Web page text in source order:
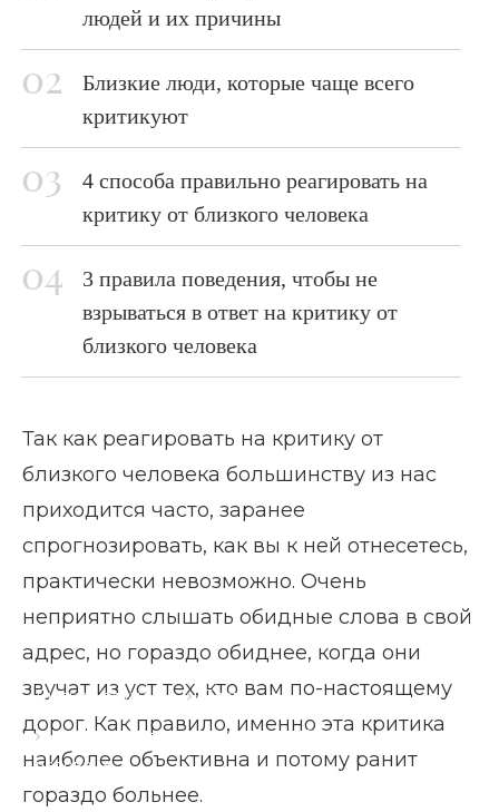
Главная страница
Блог
Как реагировать на критику от близкого
человека
людей и их причины
Близкие люди, которые чаще всего
критикуют
4 способа правильно реагировать на
критику от близкого человека
3 правила поведения, чтобы не
взрываться в ответ на критику от
близкого человека
Так как реагировать на критику от
близкого человека большинству из нас
приходится часто, заранее
спрогнозировать, как вы к ней отнесетесь,
практически невозможно. Очень
неприятно слышать обидные слова в свой
адрес, но гораздо обиднее, когда они
звучат из уст тех, кто вам по-настоящему
дорог. Как правило, именно эта критика
наиболее объективна и потому ранит
гораздо больнее.